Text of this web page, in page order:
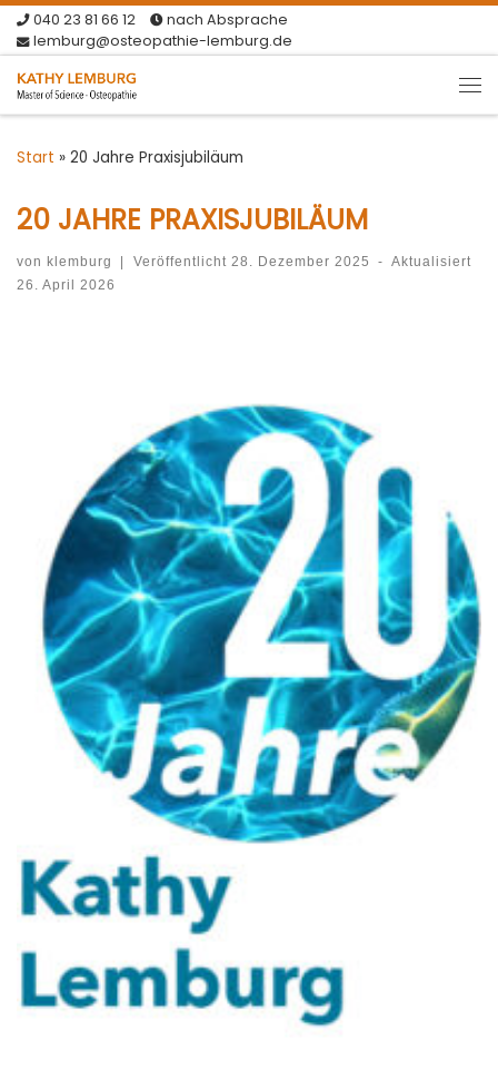
Zum Inhalt springen
040 23 81 66 12
nach Absprache
lemburg@osteopathie-lemburg.de
Start » 20 Jahre Praxisjubiläum
20 JAHRE PRAXISJUBILÄUM
von klemburg | Veröffentlicht 28. Dezember 2025 -
Aktualisiert
26. April 2026